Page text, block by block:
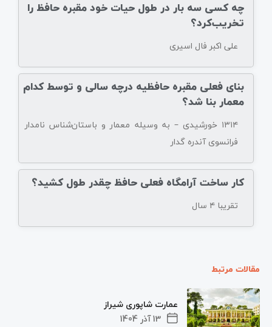
چه کسی سه بار در طول حیات خود مقبره حافظ را
تخریب‌کرد؟
علی اکبر فال اسیری
بنای فعلی مقبره حافظیه درچه سالی و توسط کدام
معمار بنا شد؟
۱۳۱۴ خورشیدی – به وسیله معمار و باستان‌شناس نامدار
فرانسوی آندره گدار
کار ساخت آرامگاه فعلی حافظ چقدر طول کشید؟
تقریبا ۴ سال
مقالات مرتبط
13 آذر 1404
عمارت شاپوری شیراز